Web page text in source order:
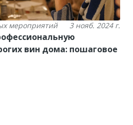
мероприятий 3 нояб. 2024 г.
вин дома: пошаговое